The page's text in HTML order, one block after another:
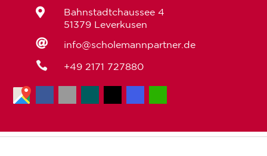

Bahnstadtchaussee 4
51379 Leverkusen
 info@scholemannpartner.de
 +49 2171 727880